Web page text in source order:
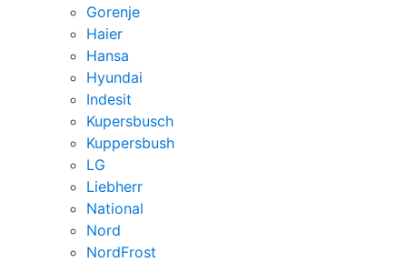
Gorenje
Haier
Hansa
Hyundai
Indesit
Kupersbusch
Kuppersbush
LG
Liebherr
National
Nord
NordFrost